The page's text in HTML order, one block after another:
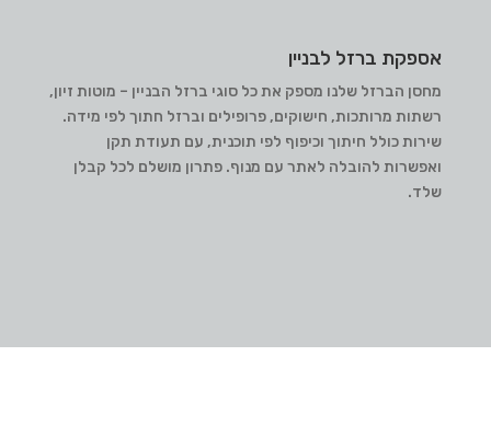
אספקת ברזל לבניין
מחסן הברזל שלנו מספק את כל סוגי ברזל הבניין – מוטות זיון,
רשתות מרותכות, חישוקים, פרופילים וברזל חתוך לפי מידה.
שירות כולל חיתוך וכיפוף לפי תוכנית, עם תעודת תקן
ואפשרות להובלה לאתר עם מנוף. פתרון מושלם לכל קבלן
שלד.